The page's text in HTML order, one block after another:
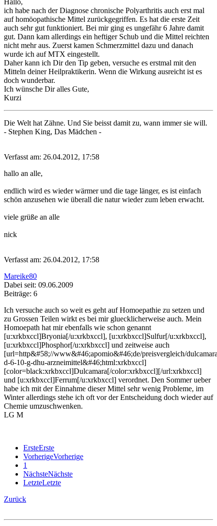
Hallo,
ich habe nach der Diagnose chronische Polyarthritis auch erst mal
auf homöopathische Mittel zurückgegriffen. Es hat die erste Zeit
auch sehr gut funktioniert. Bei mir ging es ungefähr 6 Jahre damit
gut. Dann kam allerdings ein heftiger Schub und die Mittel reichten
nicht mehr aus. Zuerst kamen Schmerzmittel dazu und danach
wurde ich auf MTX eingestellt.
Daher kann ich Dir den Tip geben, versuche es erstmal mit den
Mitteln deiner Heilpraktikerin. Wenn die Wirkung ausreicht ist es
doch wunderbar.
Ich wünsche Dir alles Gute,
Kurzi
Die Welt hat Zähne. Und Sie beisst damit zu, wann immer sie will.
- Stephen King, Das Mädchen -
Verfasst am: 26.04.2012, 17:58
hallo an alle,
endlich wird es wieder wärmer und die tage länger, es ist einfach
schön anzusehen wie überall die natur wieder zum leben erwacht.
viele grüße an alle
nick
Verfasst am: 26.04.2012, 17:58
Mareike80
Dabei seit: 09.06.2009
Beiträge: 6
Ich versuche auch so weit es geht auf Homoepathie zu setzen und
zu Grossen Teilen wirkt es bei mir gluecklicherweise auch. Mein
Homoepath hat mir ebenfalls wie schon genannt
[u:xrkbxccl]Bryonia[/u:xrkbxccl], [u:xrkbxccl]Sulfur[/u:xrkbxccl],
[u:xrkbxccl]Phosphor[/u:xrkbxccl] und zeitweise auch
[url=http&#58;//www&#46;apomio&#46;de/preisvergleich/
d-6-10-g-dhu-arzneimittel&#46;html:xrkbxccl]
[color=black:xrkbxccl]Dulcamara[/color:xrkbxccl][/url:xrkbxccl]
und [u:xrkbxccl]Ferrum[/u:xrkbxccl] verordnet. Den Sommer ueber
habe ich mit der Einnahme dieser Mittel sehr wenig Probleme, im
Winter allerdings stehe ich oft vor der Entscheidung doch wieder auf
Chemie umzuschwenken.
LG M
ErsteErste
VorherigeVorherige
1
NächsteNächste
LetzteLetzte
Zurück